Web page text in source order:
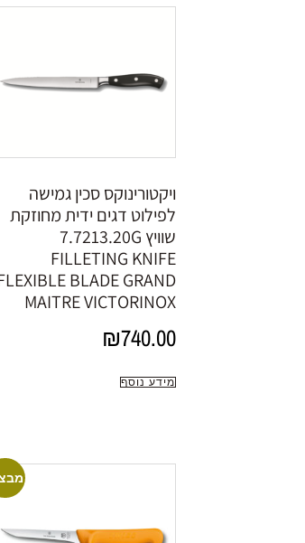
ויקטורינוקס סכין גמישה
לפילוט דגים ידית מחוזקת
שוויץ 7.7213.20G
FILLETING KNIFE
BLADE GRAND
MAITRE VICTORINOX
₪740.00
מידע נוסף